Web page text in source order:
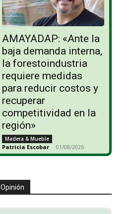
AMAYADAP: «Ante la
baja demanda interna,
la forestoindustria
requiere medidas
para reducir costos y
recuperar
competitividad en la
región»
Madera & Mueble
Patricia Escobar - 01/08/2026
Opinión